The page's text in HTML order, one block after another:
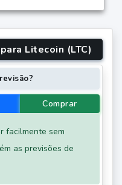
Litecoin (LTC)
Comprar
facilmente sem
as previsões de